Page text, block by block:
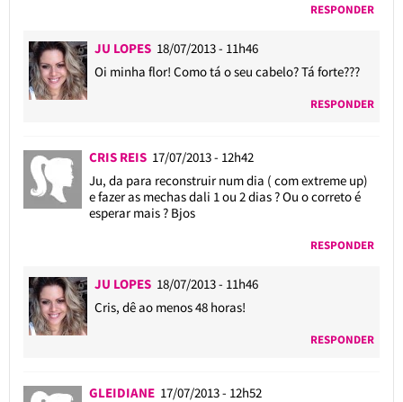
RESPONDER
JU LOPES 18/07/2013 - 11h46
Oi minha flor! Como tá o seu cabelo? Tá forte???
RESPONDER
CRIS REIS 17/07/2013 - 12h42
Ju, da para reconstruir num dia ( com extreme up)
e fazer as mechas dali 1 ou 2 dias ? Ou o correto é
esperar mais ? Bjos
RESPONDER
JU LOPES 18/07/2013 - 11h46
Cris, dê ao menos 48 horas!
RESPONDER
GLEIDIANE 17/07/2013 - 12h52